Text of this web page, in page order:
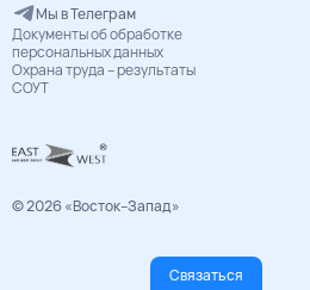
Мы в Телеграм
Документы об обработке
персональных данных
Охрана труда – результаты
СОУТ
© 2026 «Восток–Запад»
Связаться